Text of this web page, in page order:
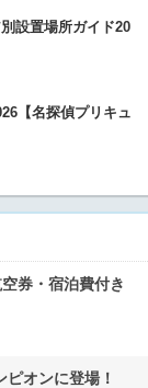
設置場所ガイド20
【名探偵プリキュ
券・宿泊費付き
オンに登場！